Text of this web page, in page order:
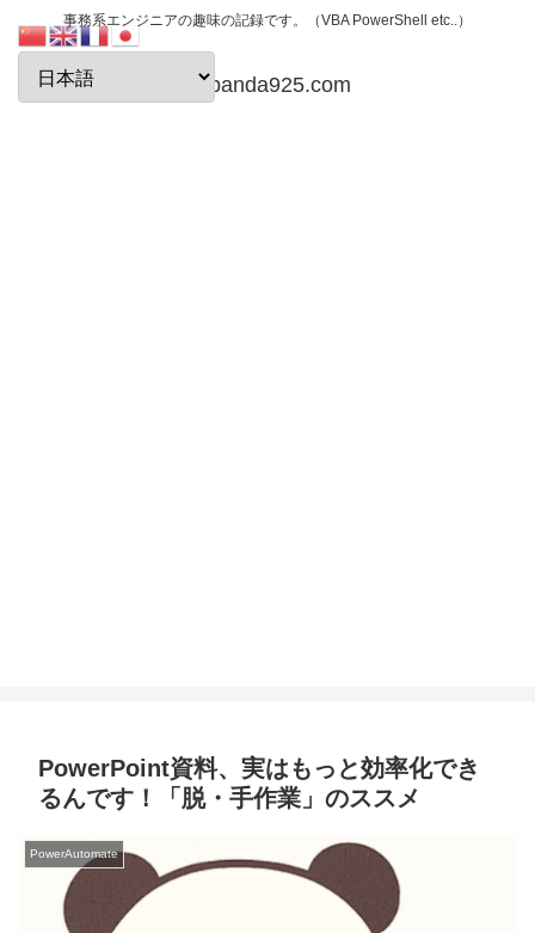
事務系エンジニアの趣味の記録です。（VBA PowerShell etc..）
papanda925.com
PowerPoint資料、実はもっと効率化でき
るんです！「脱・手作業」のススメ
PowerAutomate